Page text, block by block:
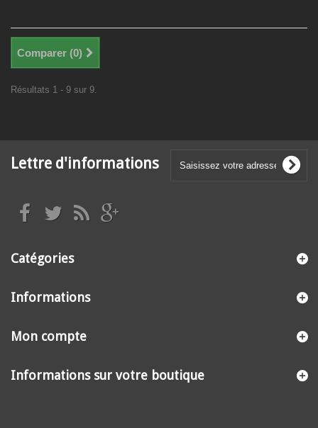
Comparer (0)
Résultats 1 - 9 sur 9.
Lettre d'informations
Catégories
Informations
Mon compte
Informations sur votre boutique